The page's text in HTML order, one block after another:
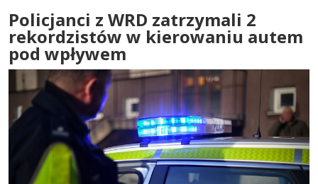
Policjanci z WRD zatrzymali 2
rekordzistów w kierowaniu autem
pod wpływem